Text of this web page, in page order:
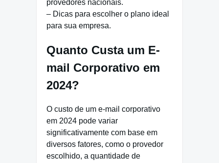
provedores nacionais.
– Dicas para escolher o plano ideal
para sua empresa.
Quanto Custa um E-
mail Corporativo em
2024?
O custo de um e-mail corporativo
em 2024 pode variar
significativamente com base em
diversos fatores, como o provedor
escolhido, a quantidade de